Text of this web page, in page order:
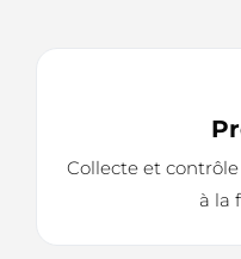
Collecte et
à la